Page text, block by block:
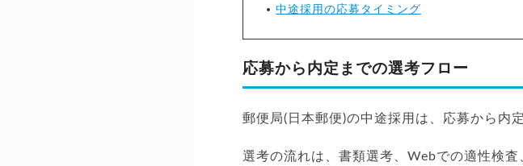
中途採用の応募タイミング
応募から内定までの選考フロー
郵便局(日本郵便)の中途採用は、応募から内
選考の流れは、書類選考、Webでの適性検